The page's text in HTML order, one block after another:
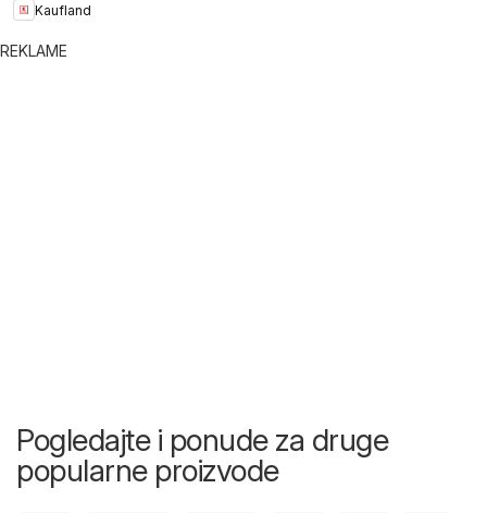
Kaufland
REKLAME
Pogledajte i ponude za druge
popularne proizvode